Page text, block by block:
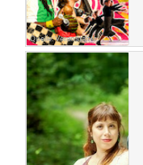
Quelle: Veranstalter